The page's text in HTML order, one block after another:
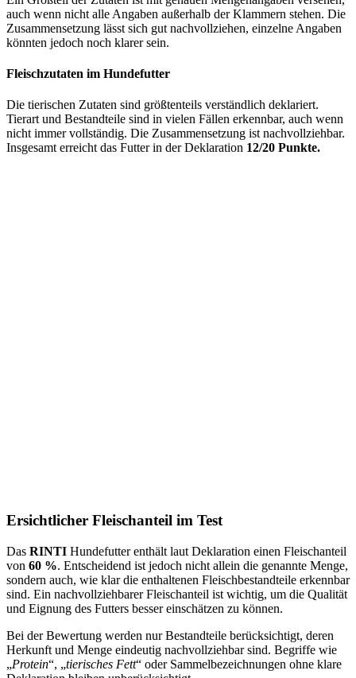
auch wenn nicht alle Angaben außerhalb der Klammern stehen. Die
Zusammensetzung lässt sich gut nachvollziehen, einzelne Angaben
könnten jedoch noch klarer sein.
Fleischzutaten im Hundefutter
Die tierischen Zutaten sind größtenteils verständlich deklariert.
Tierart und Bestandteile sind in vielen Fällen erkennbar, auch wenn
nicht immer vollständig. Die Zusammensetzung ist nachvollziehbar.
Insgesamt erreicht das Futter in der Deklaration 12/20 Punkte.
Ersichtlicher Fleischanteil im Test
Das RINTI Hundefutter enthält laut Deklaration einen Fleischanteil
von 60 %. Entscheidend ist jedoch nicht allein die genannte Menge,
sondern auch, wie klar die enthaltenen Fleischbestandteile erkennbar
sind. Ein nachvollziehbarer Fleischanteil ist wichtig, um die Qualität
und Eignung des Futters besser einschätzen zu können.
Bei der Bewertung werden nur Bestandteile berücksichtigt, deren
Herkunft und Menge eindeutig nachvollziehbar sind. Begriffe wie
„Protein“, „tierisches Fett“ oder Sammelbezeichnungen ohne klare